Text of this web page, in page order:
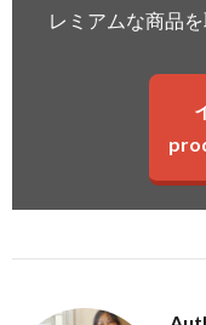
レミアムな商品